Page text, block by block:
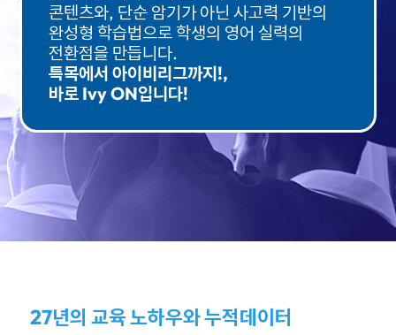
콘텐츠와, 단순 암기가 아닌 사고력 기반의
완성형 학습법으로학생의 영어 실력의
전환점을 만듭니다.
특목에서 아이비리그까지!,
바로 Ivy ON입니다!
27년의 교육 노하우와 누적데이터